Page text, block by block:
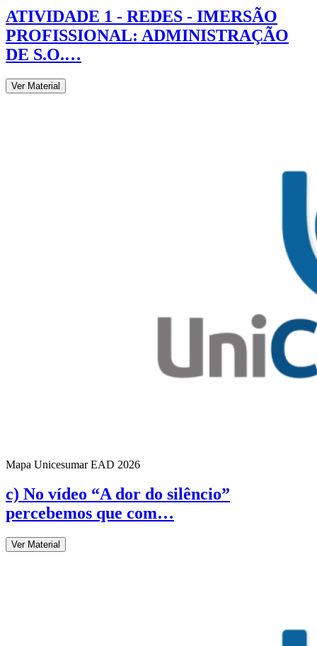
ATIVIDADE 1 - REDES - IMERSÃO
PROFISSIONAL: ADMINISTRAÇÃO
DE S.O.…
Ver Material
Mapa Unicesumar EAD 2026
c) No vídeo “A dor do silêncio”
percebemos que com…
Ver Material